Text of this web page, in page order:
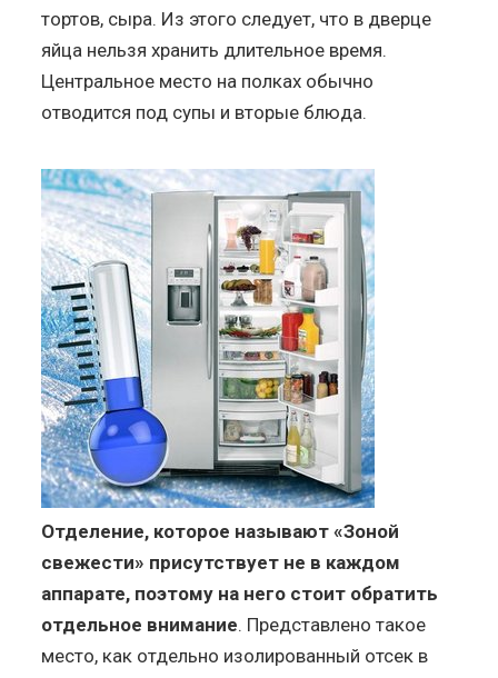
тортов, сыра. Из этого следует, что в дверце
яйца нельзя хранить длительное время.
Центральное место на полках обычно
отводится под супы и вторые блюда.
Отделение, которое называют «Зоной
свежести» присутствует не в каждом
аппарате, поэтому на него стоит обратить
отдельное внимание. Представлено такое
место, как отдельно изолированный отсек в